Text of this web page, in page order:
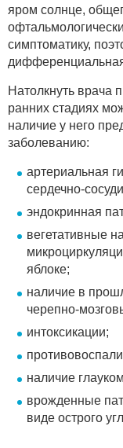
яром солнце,
симптоматику,
Натолкнуть врача
ранних стадиях
наличие у него
заболеванию:
артериальная
сердечно-
эндокринная
вегетативные
яблоке;
наличие в
черепно-
интоксикации;
наличие
врожденные
виде острого